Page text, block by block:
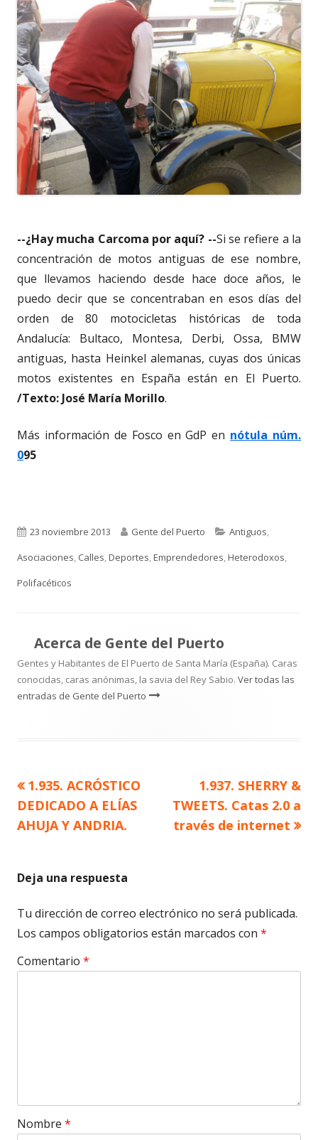
--¿Hay mucha Carcoma por aquí? --Si se refiere a la
concentración de motos antiguas de ese nombre,
que llevamos haciendo desde hace doce años, le
puedo decir que se concentraban en esos días del
orden de 80 motocicletas históricas de toda
Andalucía: Bultaco, Montesa, Derbi, Ossa, BMW
antiguas, hasta Heinkel alemanas, cuyas dos únicas
motos existentes en España están en El Puerto.
/Texto: José María Morillo.
Más información de Fosco en GdP en nótula núm.
095
Publicado
el
23 noviembre 2013 Autor
Gente del Puerto Categorías
Antiguos,
Asociaciones, Calles,Deportes,Emprendedores,Heterodoxos,
Polifacéticos
Acerca de Gente del Puerto
Gentes y Habitantes de El Puerto de Santa María (España). Caras
conocidas, caras anónimas, la savia del Rey Sabio. Ver todas las
entradas de Gente del Puerto
Navegación
de
Artículo
anterior
1.935. ACRÓSTICO
DEDICADO A ELÍAS
AHUJA Y ANDRIA.
Artículo
siguiente
1.937. SHERRY &
TWEETS. Catas 2.0 a
través de internet
Deja una respuesta
Tu dirección de correo electrónico no será publicada.
Los campos obligatorios están marcados con *
Comentario *
Nombre *